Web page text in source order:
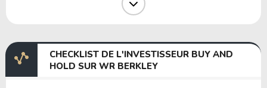
EV/EBITDA
0.00
EV/EBIT
CHECKLIST DE L'INVESTISSEUR BUY AND
HOLD SUR WR BERKLEY